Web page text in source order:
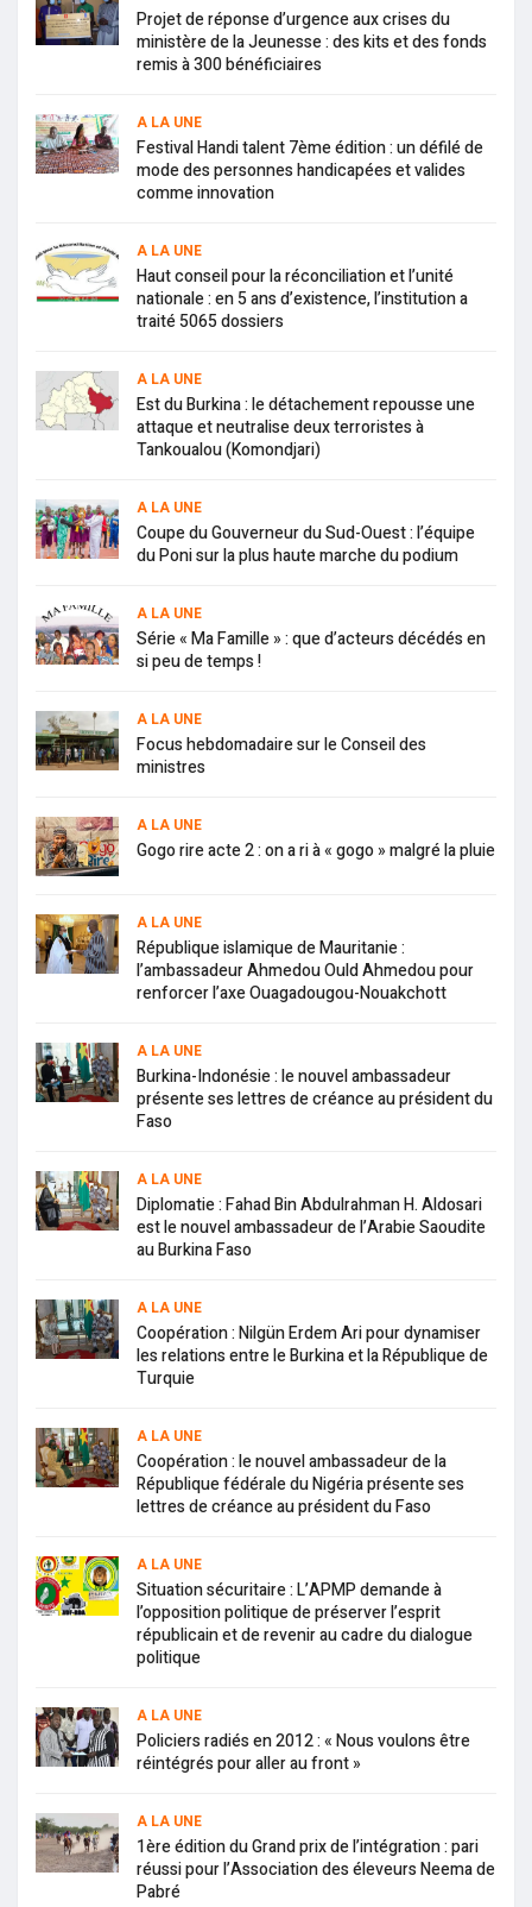
Projet de réponse d’urgence aux crises du
ministère de la Jeunesse : des kits et des fonds
remis à 300 bénéficiaires
A LA UNE
Festival Handi talent 7ème édition : un défilé de
mode des personnes handicapées et valides
comme innovation
A LA UNE
Haut conseil pour la réconciliation et l’unité
nationale : en 5 ans d’existence, l’institution a
traité 5065 dossiers
A LA UNE
Est du Burkina : le détachement repousse une
attaque et neutralise deux terroristes à
Tankoualou (Komondjari)
A LA UNE
Coupe du Gouverneur du Sud-Ouest : l’équipe
du Poni sur la plus haute marche du podium
A LA UNE
Série « Ma Famille » : que d’acteurs décédés en
si peu de temps !
A LA UNE
Focus hebdomadaire sur le Conseil des
ministres
A LA UNE
Gogo rire acte 2 : on a ri à « gogo » malgré la pluie
A LA UNE
République islamique de Mauritanie :
l’ambassadeur Ahmedou Ould Ahmedou pour
renforcer l’axe Ouagadougou-Nouakchott
A LA UNE
Burkina-Indonésie : le nouvel ambassadeur
présente ses lettres de créance au président du
Faso
A LA UNE
Diplomatie : Fahad Bin Abdulrahman H. Aldosari
est le nouvel ambassadeur de l’Arabie Saoudite
au Burkina Faso
A LA UNE
Coopération : Nilgün Erdem Ari pour dynamiser
les relations entre le Burkina et la République de
Turquie
A LA UNE
Coopération : le nouvel ambassadeur de la
République fédérale du Nigéria présente ses
lettres de créance au président du Faso
A LA UNE
Situation sécuritaire : L’APMP demande à
l’opposition politique de préserver l’esprit
républicain et de revenir au cadre du dialogue
politique
A LA UNE
Policiers radiés en 2012 : « Nous voulons être
réintégrés pour aller au front »
A LA UNE
1ère édition du Grand prix de l’intégration : pari
réussi pour l’Association des éleveurs Neema de
Pabré